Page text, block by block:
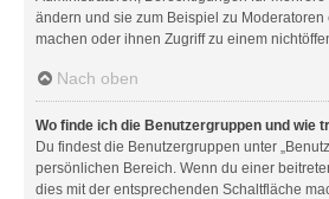
ändern und sie zum Beispiel zu Moderatoren
machen oder ihnen Zugriff zu einem
Nach oben
Wo finde ich die Benutzergruppen und wie
Du findest die Benutzergruppen unter
persönlichen Bereich. Wenn du einer
dies mit der entsprechenden Schaltfläche